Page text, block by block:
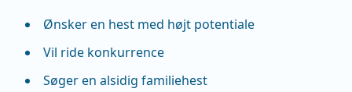
Ønsker en hest med højt potentiale
Vil ride konkurrence
Søger en alsidig familiehest